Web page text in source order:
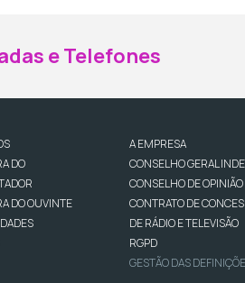
e Telefones
DO
DO OUVINTE
A EMPRESA
CONSELHO GERAL
CONSELHO DE OPINIÃO
CONTRATO DE
DE RÁDIO E TELEVISÃO
RGPD
GESTÃO DAS